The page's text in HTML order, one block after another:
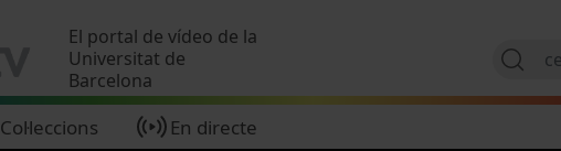
El portal de vídeo de la
Universitat de
Barcelona
Col·leccions En directe